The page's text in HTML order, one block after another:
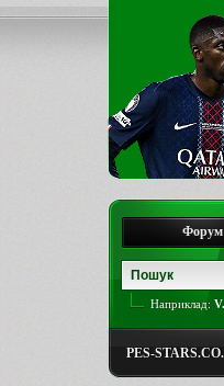
Форум
Наприклад:
PES-